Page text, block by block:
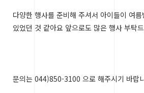
다양한 행사를 준비해 주셔서 아이들이 여
있었던 것 같아요 앞으로도 많은 행사 부탁
문의는 044)850-3100 으로 해주시기 바랍